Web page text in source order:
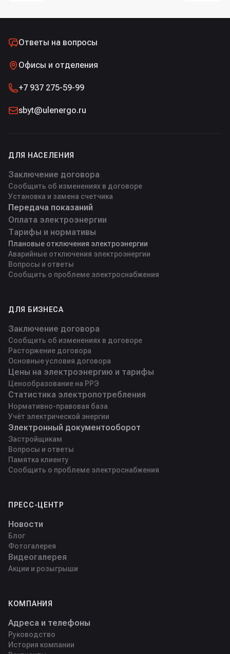
Ответы на вопросы
Офисы и отделения
+7 937 275-59-99
sbyt@ulenergo.ru
ДЛЯ НАСЕЛЕНИЯ
Заключение договора
Сообщить об изменениях в договоре
Установка и замена счетчика
Передача показаний
Оплата электроэнергии
Тарифы и нормативы
Плановые отключения электроэнергии
Аварийные отключения электроэнергии
Вопросы и ответы
Сообщить о проблеме электроснабжения
ДЛЯ БИЗНЕСА
Заключение договора
Сообщить об изменениях в договоре
Расторжение договора
Основные условия договора
Цены на электроэнергию и тарифы
Ценообразование на РРЭ
Статистика электропотребления
Нормативно-правовая база
Учёт электрической энергии
Электронный документооборот
Застройщикам
Вопросы и ответы
Памятка клиенту
Сообщить о проблеме электроснабжения
ПРЕСС-ЦЕНТР
Новости
Блог
Фотогалерея
Видеогалерея
Акции и розыгрыши
КОМПАНИЯ
Адреса и телефоны
Руководство
История компании